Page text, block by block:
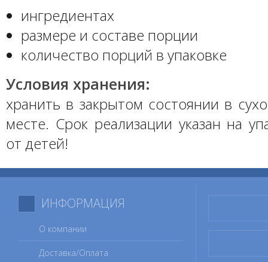
ингредиентах
размере и составе порции
количество порций в упаковке
Условия хранения:
хранить в закрытом состоянии в
месте. Срок реализации указан на
от детей!
ИНФОРМАЦИЯ
О компании
Доставка/Оплата